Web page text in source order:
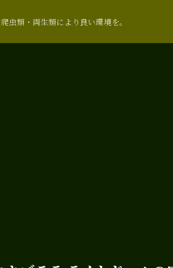
爬虫類・両生類により良い環境を。